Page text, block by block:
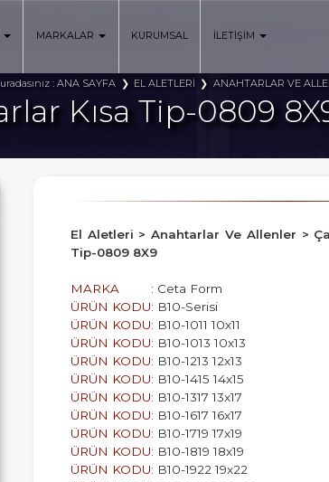
MARKALAR KURUMSAL İLETİŞİM
:ANA SAYFA EL ALETLERİ ANAHTARLAR VE
Kısa Tip-0809
El Aletleri > Anahtarlar Ve Allenler >
Tip-0809 8X9
MARKA
: Ceta Form
ÜRÜN KODU: B10-Serisi
ÜRÜN KODU: B10-1011 10x11
ÜRÜN KODU: B10-1013 10x13
ÜRÜN KODU: B10-1213 12x13
ÜRÜN KODU: B10-1415 14x15
ÜRÜN KODU: B10-1317 13x17
ÜRÜN KODU: B10-1617 16x17
ÜRÜN KODU: B10-1719 17x19
ÜRÜN KODU: B10-1819 18x19
ÜRÜN KODU: B10-1922 19x22